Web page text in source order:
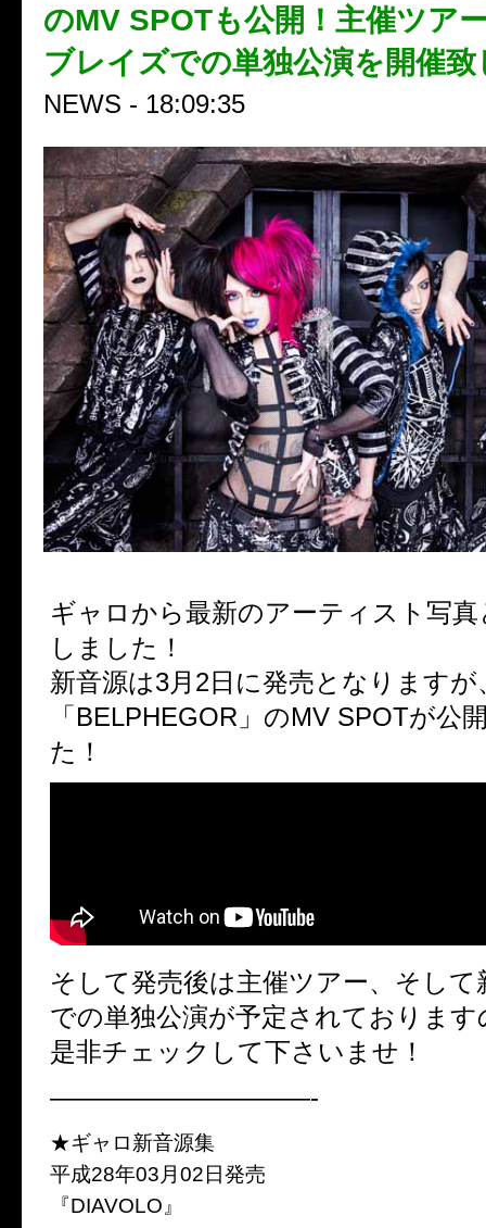
のMV SPOTも公開！主催ツア
ブレイズでの単独公演を開催
NEWS - 18:09:35
ギャロから最新のアーティスト写
しました！
新音源は3月2日に発売となりますが
「BELPHEGOR」のMV SPOTが公
た！
そして発売後は主催ツアー、そし
での単独公演が予定されております
是非チェックして下さいませ！
——————————-
★ギャロ新音源集
平成28年03月02日発売
『DIAVOLO』